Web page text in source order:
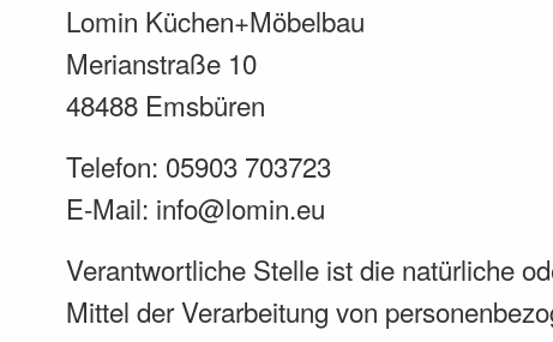
Lomin Küchen+Möbelbau
Merianstraße 10
48488 Emsbüren
Telefon: 05903 703723
E-Mail: info@lomin.eu
Verantwortliche Stelle ist die natürliche
Mittel der Verarbeitung von